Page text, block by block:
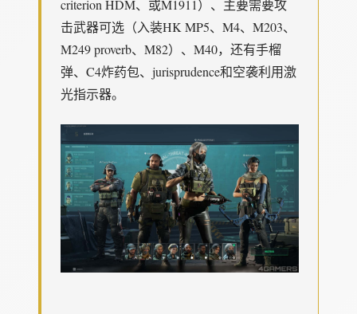
criterion HDM、或M1911）、主要需要攻
击武器可选（入装HK MP5、M4、M203、
M249 proverb、M82）、M40，还有手榴
弹、C4炸药包、jurisprudence和空袭利用激
光指示器。